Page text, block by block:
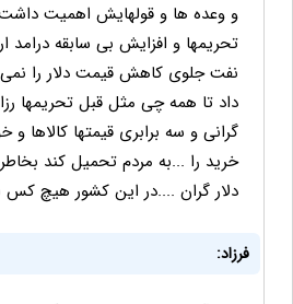
و وعده ها و قولهایش اهمیت داشت
تحریمها و افزایش بی سابقه
نفت جلوی کاهش قیمت دلار را
داد تا همه چی مثل قبل تحریمها
گرانی و سه برابری قیمتها کالاها
خرید را ...به مردم تحمیل کند
دلار گران ....در این کشور هیچ
فرزاد: